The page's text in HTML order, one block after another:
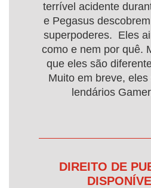
terrível acidente
e Pegasus
superpoderes. Eles
como e nem por quê.
que eles são
Muito em breve,
lendários
DIREITO DE